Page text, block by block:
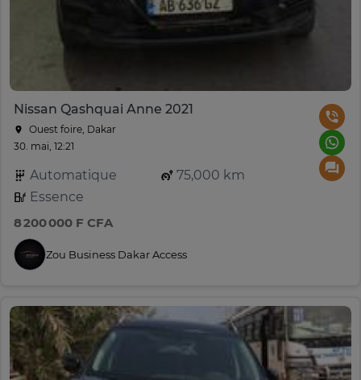
Nissan Qashquai Anne 2021
Ouest foire, Dakar
30. mai, 12:21
Automatique
75,000 km
Essence
8 200 000 F CFA
Zou Business Dakar Access